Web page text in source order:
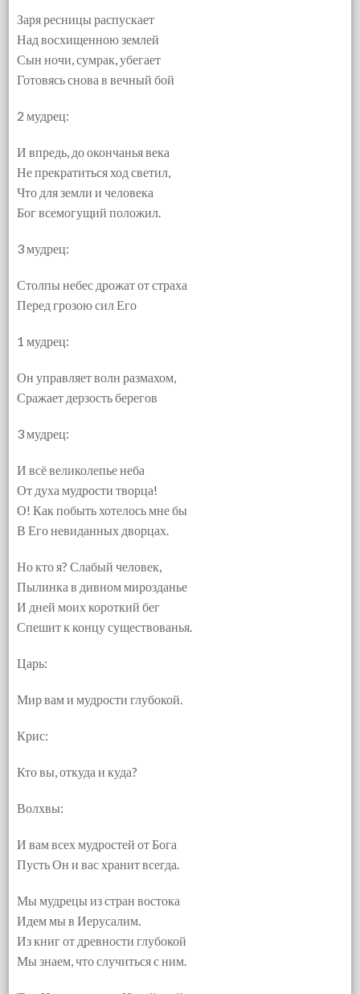
Заря ресницы распускает
Над восхищенною землей
Сын ночи, сумрак, убегает
Готовясь снова в вечный бой
2 мудрец:
И впредь, до окончанья века
Не прекратиться ход светил,
Что для земли и человека
Бог всемогущий положил.
3 мудрец:
Столпы небес дрожат от страха
Перед грозою сил Его
1 мудрец:
Он управляет волн размахом,
Сражает дерзость берегов
3 мудрец:
И всё великолепье неба
От духа мудрости творца!
О! Как побыть хотелось мне бы
В Его невиданных дворцах.
Но кто я? Слабый человек,
Пылинка в дивном мирозданье
И дней моих короткий бег
Спешит к концу существованья.
Царь:
Мир вам и мудрости глубокой.
Крис:
Кто вы, откуда и куда?
Волхвы:
И вам всех мудростей от Бога
Пусть Он и вас хранит всегда.
Мы мудрецы из стран востока
Идем мы в Иерусалим.
Из книг от древности глубокой
Мы знаем, что случиться с ним.